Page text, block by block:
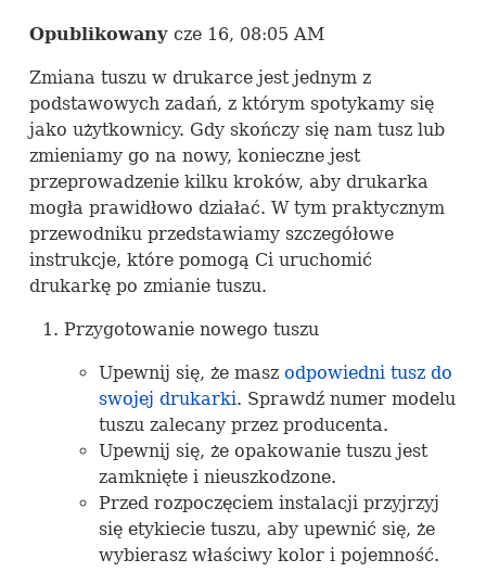
Opublikowany cze 16, 08:05 AM
Zmiana tuszu w drukarce jest jednym z
podstawowych zadań, z którym spotykamy się
jako użytkownicy. Gdy skończy się nam tusz lub
zmieniamy go na nowy, konieczne jest
przeprowadzenie kilku kroków, aby drukarka
mogła prawidłowo działać. W tym praktycznym
przewodniku przedstawiamy szczegółowe
instrukcje, które pomogą Ci uruchomić
drukarkę po zmianie tuszu.
Przygotowanie nowego tuszu
Upewnij się, że masz odpowiedni tusz do
swojej drukarki. Sprawdź numer modelu
tuszu zalecany przez producenta.
Upewnij się, że opakowanie tuszu jest
zamknięte i nieuszkodzone.
Przed rozpoczęciem instalacji przyjrzyj
się etykiecie tuszu, aby upewnić się, że
wybierasz właściwy kolor i pojemność.